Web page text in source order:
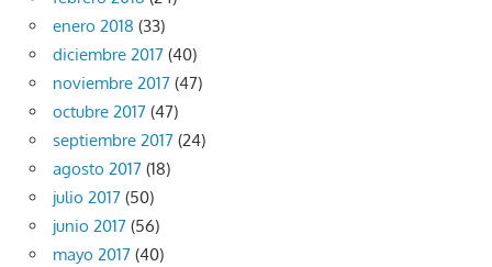
enero 2018 (33)
diciembre 2017 (40)
noviembre 2017 (47)
octubre 2017 (47)
septiembre 2017 (24)
agosto 2017 (18)
julio 2017 (50)
junio 2017 (56)
mayo 2017 (40)